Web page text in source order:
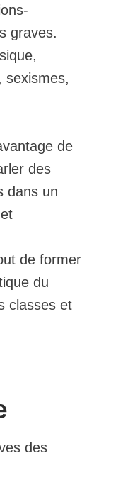
graves.
sexismes,
de
des
dans un
de former
du
classes et
des